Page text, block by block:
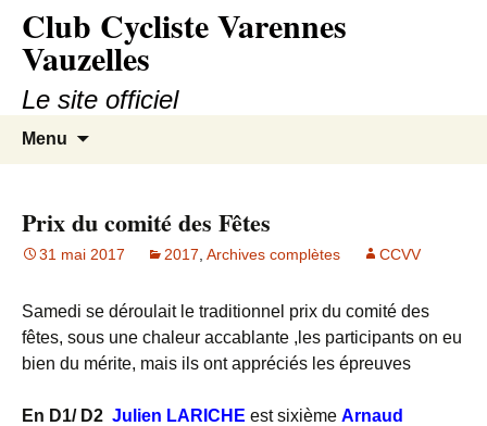
contenu
Club Cycliste Varennes
Vauzelles
Le site officiel
Menu
Prix du comité des Fêtes
31 mai 2017 2017 Archives complètes CCVV
Samedi se déroulait le traditionnel prix du comité des
fêtes, sous une chaleur accablante ,les participants on eu
bien du mérite, mais ils ont appréciés les épreuves
En D1/ D2 Julien LARICHE est sixième Arnaud